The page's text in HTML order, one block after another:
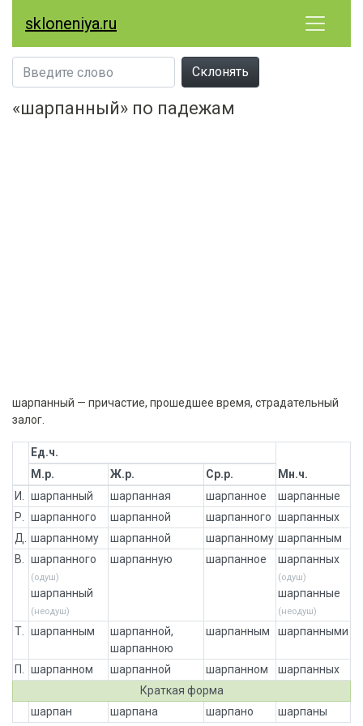
skloneniya.ru
Склонять
«шарпанный» по падежам
шарпанный — причастие, прошедшее время, страдательный
залог.
Ед.ч.
Мн.ч.
М.р. Ж.р.
Ср.р.
И.
шарпанный шарпанная шарпанное
шарпанные
Р.
шарпанного шарпанной шарпанного шарпанных
Д.
шарпанному шарпанной шарпанному шарпанным
В.
шарпанного
(одуш)
шарпанный
(неодуш)
шарпанную шарпанное шарпанных
(одуш)
шарпанные
(неодуш)
Т. шарпанным
шарпанной,
шарпанною
шарпанным шарпанными
П. шарпанном шарпанной шарпанном
шарпанных
Краткая форма
шарпан
шарпана шарпано шарпаны